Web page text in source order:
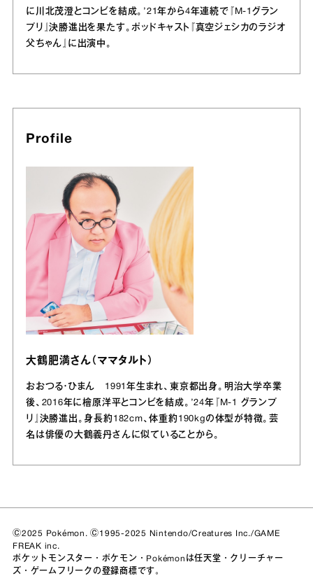
に川北茂澄とコンビを結成。’21年から4年連続で『M-1グラン
プリ』決勝進出を果たす。ポッドキャスト『真空ジェシカのラジオ
父ちゃん』に出演中。
Profile
大鶴肥満さん（ママタルト）
おおつる・ひまん 1991年生まれ、東京都出身。明治大学卒業
後、2016年に檜原洋平とコンビを結成。’24年『M-1 グランプ
リ』決勝進出。身長約182cm、体重約190kgの体型が特徴。芸
名は俳優の大鶴義丹さんに似ていることから。
Ⓒ2025 Pokémon. Ⓒ1995-2025 Nintendo/Creatures Inc./GAME
FREAK inc.
ポケットモンスター・ポケモン・Pokémonは任天堂・クリーチャー
ズ・ゲームフリークの登録商標です。